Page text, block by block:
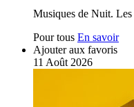
Musiques de Nuit.
Pour tous En savoir
Ajouter aux favoris
11 Août 2026